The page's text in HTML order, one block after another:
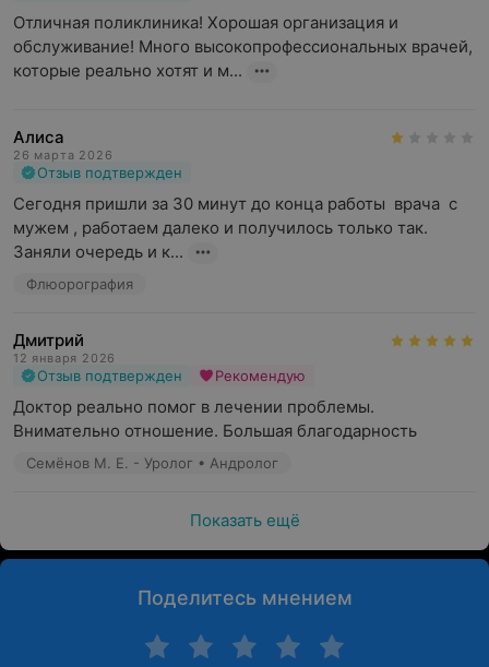
Отличная поликлиника! Хорошая организация и
обслуживание! Много высокопрофессиональных врачей,
которые реально хотят и м...
Алиса
26 марта 2026
Отзыв подтвержден
Сегодня пришли за 30 минут до конца работы  врача  с
мужем , работаем далеко и получилось только так.
Заняли очередь и к...
Флюорография
Дмитрий
12 января 2026
Отзыв подтвержден Рекомендую
Доктор реально помог в лечении проблемы.
Внимательно отношение. Большая благодарность
Семёнов М. Е. - Уролог • Андролог
Показать ещё
Поделитесь мнением